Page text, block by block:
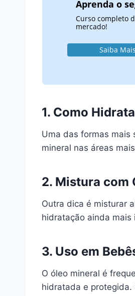
Aprenda o
Curso completo
mercado!
Saiba Mais
1. Como
Uma das formas mais
mineral nas áreas
2. Mistura com
Outra dica é misturar
hidratação ainda mais
3. Uso em
O óleo mineral é
hidratada e